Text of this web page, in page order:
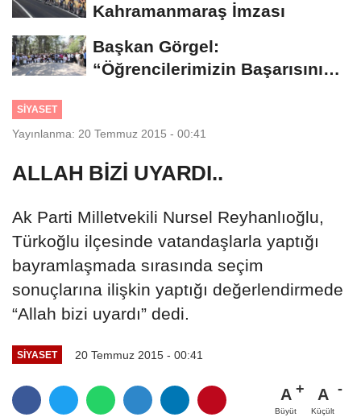
Kahramanmaraş İmzası
Başkan Görgel:
“Öğrencilerimizin Başarısını
SİYASET
Yayınlanma: 20 Temmuz 2015 - 00:41
ALLAH BİZİ UYARDI..
Ak Parti Milletvekili Nursel Reyhanlıoğlu,
Türkoğlu ilçesinde vatandaşlarla yaptığı
bayramlaşmada sırasında seçim
sonuçlarına ilişkin yaptığı değerlendirmede
“Allah bizi uyardı” dedi.
SİYASET 20 Temmuz 2015 - 00:41
A
Büyüt
A
Küçült